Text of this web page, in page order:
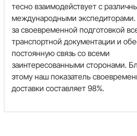
тесно взаимодействует с
международными экспедиторами.
за своевременной подготовкой
транспортной документации и
постоянную связь со всеми
заинтересованными сторонами.
этому наш показатель
доставки составляет 98%.